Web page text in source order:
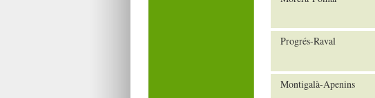
Progrés-Raval
Montigalà-Apenins